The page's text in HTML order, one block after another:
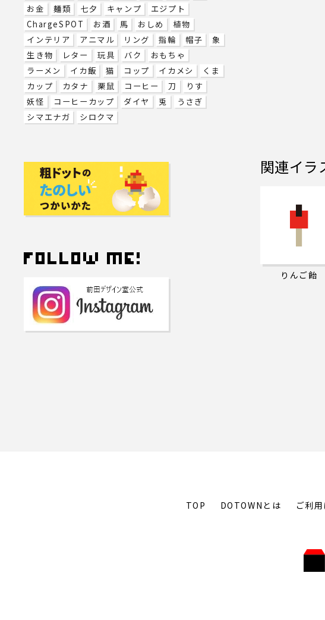
お金
麺類 七夕 キャンプ
エジプト
ChargeSPOT
お酒 馬 おしめ
植物
インテリア
アニマル リング 指輪 帽子
象
生き物
レター 玩具 バク
おもちゃ
ラーメン
イカ飯 猫 コップ イカメシ
くま
カップ
カタナ 栗鼠 コーヒー 刀
りす
妖怪
コーヒーカップ ダイヤ 兎
うさぎ
シマエナガ
シロクマ
関連イラ
りんご飴
TOP DOTOWNとは ご利